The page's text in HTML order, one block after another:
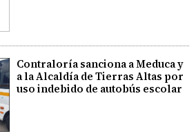
Contraloría sanciona a Meduca y
a la Alcaldía de Tierras Altas por
uso indebido de autobús escolar